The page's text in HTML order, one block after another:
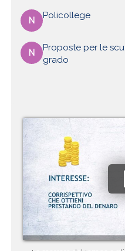
N Policollege
N
Proposte per le
grado